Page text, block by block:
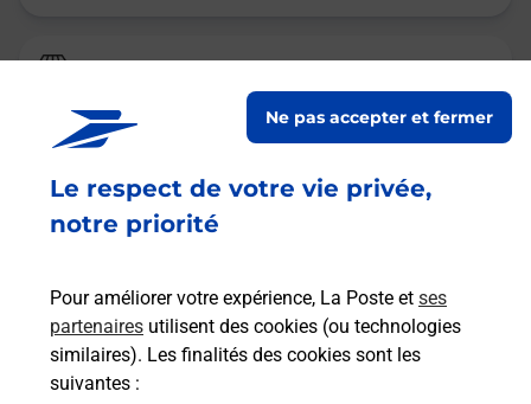
Le respect de votre vie privée,
notre priorité
Pour améliorer votre expérience, La Poste et ses
partenaires utilisent des cookies (ou technologies
similaires). Les finalités des cookies sont les
suivantes :
Ne pas accepter et fermer
Relais Pickup
ESPACE MENUISERIES
9 G AVENUE DU TUBE
13800 ISTRES
Malin !